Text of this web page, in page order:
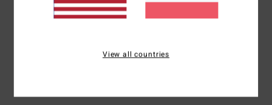
View all countries